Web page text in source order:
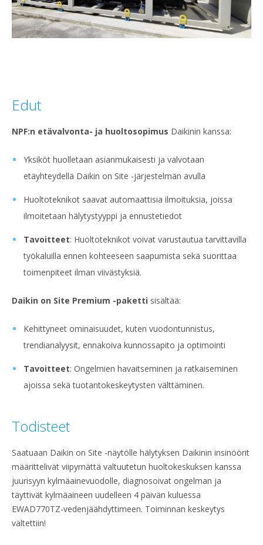
Edut
NPF:n etävalvonta- ja huoltosopimus Daikinin kanssa:
Yksiköt huolletaan asianmukaisesti ja valvotaan
etäyhteydellä Daikin on Site -järjestelmän avulla
Huoltoteknikot saavat automaattisia ilmoituksia, joissa
ilmoitetaan hälytystyyppi ja ennustetiedot
Tavoitteet: Huoltoteknikot voivat varustautua tarvittavilla
työkaluilla ennen kohteeseen saapumista sekä suorittaa
toimenpiteet ilman viivästyksiä.
Daikin on Site Premium -paketti sisältää:
Kehittyneet ominaisuudet, kuten vuodontunnistus,
trendianalyysit, ennakoiva kunnossapito ja optimointi
Tavoitteet: Ongelmien havaitseminen ja ratkaiseminen
ajoissa sekä tuotantokeskeytysten välttäminen.
Todisteet
Saatuaan Daikin on Site -näytölle hälytyksen Daikinin insinöörit
määrittelivät viipymättä valtuutetun huoltokeskuksen kanssa
juurisyyn kylmäainevuodolle, diagnosoivat ongelman ja
täyttivät kylmäaineen uudelleen 4 päivän kuluessa
EWAD770TZ-vedenjäähdyttimeen. Toiminnan keskeytys
vältettiin!